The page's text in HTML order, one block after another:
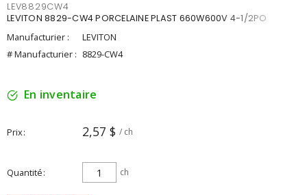
LEV8829CW4
LEVITON 8829-CW4 PORCELAINE PLAST 660W600V 4-1/2PO
Manufacturier :
LEVITON
# Manufacturier : 8829-CW4
En inventaire
Prix 2,57 $ / ch
Quantité ch